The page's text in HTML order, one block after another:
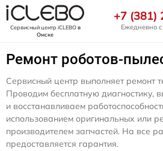
Сервисный центр iCLEBOв
Омске
+7 (381)
Ежедневно
Ремонт роботов-
Сервисный центр выполняет ремонт
Проводим бесплатную диагностику,
и восстанавливаем
использованием оригинальных или
производителем запчастей. На все
предоставляется гарантия.